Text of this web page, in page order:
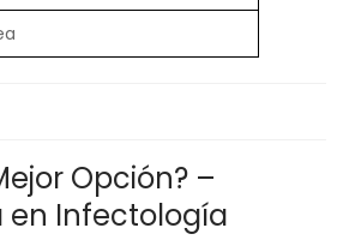
Opción? –
en Infectología